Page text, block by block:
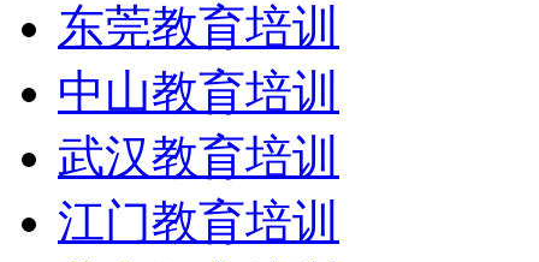
东莞教育培训
中山教育培训
武汉教育培训
江门教育培训